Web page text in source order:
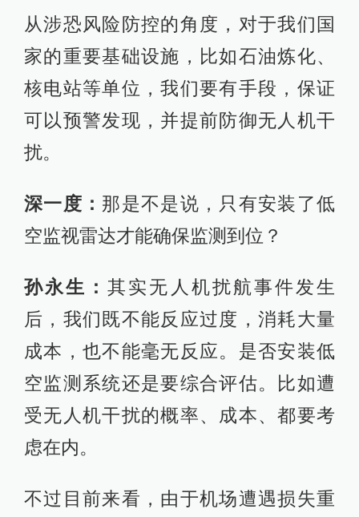
从涉恐风险防控的角度，对于我们国
家的重要基础设施，比如石油炼化、
核电站等单位，我们要有手段，保证
可以预警发现，并提前防御无人机干
扰。
深一度： 那是不是说，只有安装了低
空监视雷达才能确保监测到位？
孙永生：其实无人机扰航事件发生
后，我们既不能反应过度，消耗大量
成本，也不能毫无反应。是否安装低
空监测系统还是要综合评估。比如遭
受无人机干扰的概率、成本、都要考
虑在内。
不过目前来看，由于机场遭遇损失重